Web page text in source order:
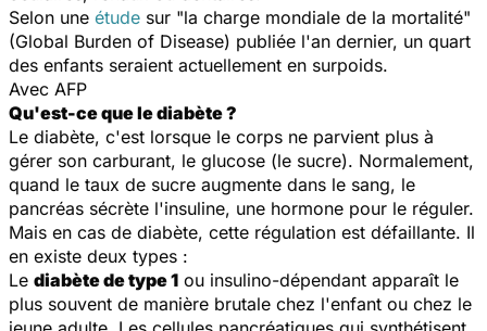
Selon une étude sur "la charge mondiale de la mortalité"
(Global Burden of Disease) publiée l'an dernier, un quart
des enfants seraient actuellement en surpoids.
Avec AFP
Qu'est-ce que le diabète ?
Le diabète, c'est lorsque le corps ne parvient plus à
gérer son carburant, le glucose (le sucre). Normalement,
quand le taux de sucre augmente dans le sang, le
pancréas sécrète l'insuline, une hormone pour le réguler.
Mais en cas de diabète, cette régulation est défaillante. Il
en existe deux types :
Le diabète de type 1 ou insulino-dépendant apparaît le
plus souvent de manière brutale chez l'enfant ou chez le